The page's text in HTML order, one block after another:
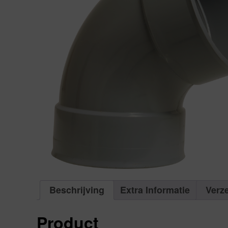
Beschrijving Extra Informatie
Product